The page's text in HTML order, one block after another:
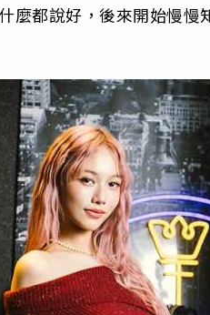
麼都說好，後來開始慢慢